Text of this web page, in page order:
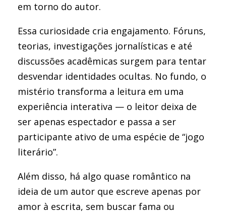
em torno do autor.
Essa curiosidade cria engajamento. Fóruns,
teorias, investigações jornalísticas e até
discussões acadêmicas surgem para tentar
desvendar identidades ocultas. No fundo, o
mistério transforma a leitura em uma
experiência interativa — o leitor deixa de
ser apenas espectador e passa a ser
participante ativo de uma espécie de “jogo
literário”.
Além disso, há algo quase romântico na
ideia de um autor que escreve apenas por
amor à escrita, sem buscar fama ou